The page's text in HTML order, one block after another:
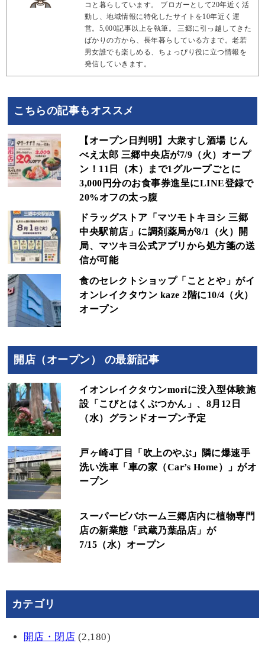
コと暮らしています。 ブロガーとして20年近く活
動し、地域情報に特化したサイトを10年近く運
営。5,000記事以上を執筆。 三郷に引っ越してきた
ばかりの方から、長年暮らしている方まで。老若
男女誰でも楽しめる、ちょっぴり役に立つ情報を
発信していきます。
こちらの記事もオススメ
【オープン日判明】大衆すし酒場 じん
べえ太郎 三郷中央店が7/9（火）オープ
ン！11日（木）まで1グループごとに
3,000円分のお食事券進呈にLINE登録で
20%オフの太っ腹
ドラッグストア「マツモトキヨシ 三郷
中央駅前店」に調剤薬局が8/1（火）開
局、マツキヨ公式アプリから処方箋の送
信が可能
食のセレクトショップ「こととや」がイ
オンレイクタウン kaze 2階に10/4（火）
オープン
開店（オープン） の最新記事
イオンレイクタウンmoriに没入型体験施
設「こびとはくぶつかん」、8月12日
（水）グランドオープン予定
戸ヶ崎4丁目「吹上のやぶ」隣に爆速手
洗い洗車「車の家（Car’s Home）」がオ
ープン
スーパービバホーム三郷店内に植物専門
店の新業態「武蔵乃葉品店」が
7/15（水）オープン
カテゴリ
開店・閉店 (2,180)